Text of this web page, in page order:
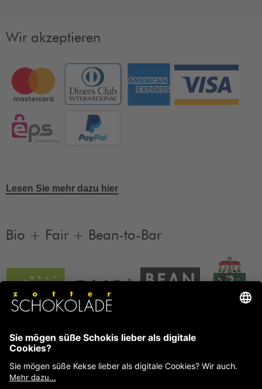
Wir akzeptieren
Lesen Sie mehr dazu hier
Bio + Fair + Bean-to-Bar
Unsere Produkte sind Bio + Fair + Bean-to-Bar.
Informationen